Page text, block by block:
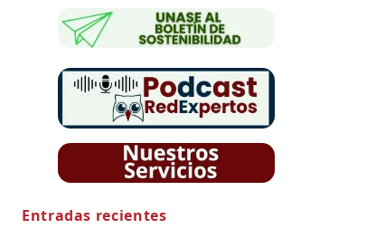
Entradas recientes